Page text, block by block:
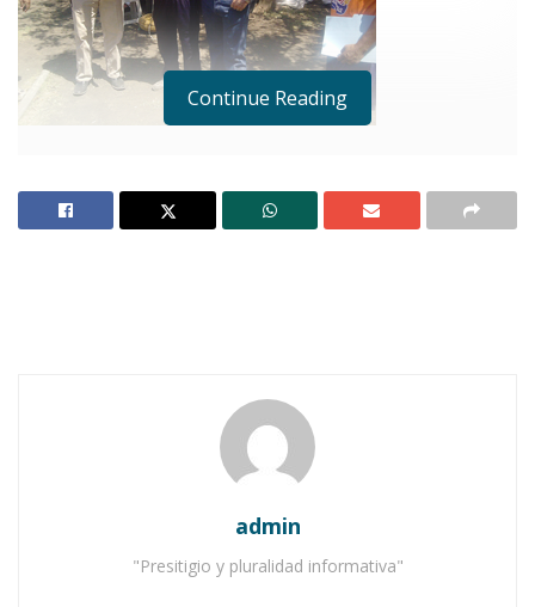
Avalos Arellano).-Con la venia de mi papá me
permito escribir lo que se realizó el pasado
la asociación civil Humanismo en Acción,
contando con la presencia del representante
estatal y de otras personalidades invitadas.
Continue Reading
admin
"Presitigio y pluralidad informativa"